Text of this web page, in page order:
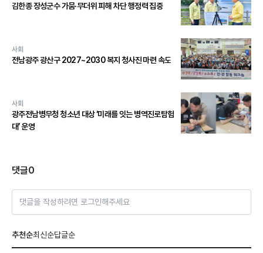
김한종 장성군수 가뭄·무더위 피해 차단 행정력 집중
사회
전남광주 광산구 2027~2030 복지 청사진 마련 속도
사회
광주전남병무청 청소년 대상 ‘미래를 잇는 병역진로탐험
대’ 운영
댓글0
댓글을 작성하려면 로그인해주세요
추천순최신순답글순